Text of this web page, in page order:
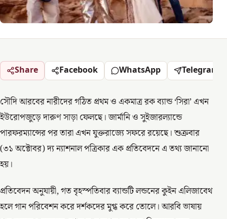
Share Facebook WhatsApp Telegram
সৌদি আরবের নারীদের গঠিত প্রথম ও একমাত্র রক ব্যান্ড ‘সিরা’ এখন
ইউরোপজুড়ে দারুণ সাড়া ফেলছে। জার্মানি ও সুইজারল্যান্ডে
পারফরম্যান্সের পর তারা এখন যুক্তরাজ্যে সফরে রয়েছে। শুক্রবার
(৩১ অক্টোবর) দ্য ন্যাশনাল পত্রিকার এক প্রতিবেদনে এ তথ্য জানানো
হয়।
প্রতিবেদন অনুযায়ী, গত বৃহস্পতিবার ব্যান্ডটি লন্ডনের কুইন এলিজাবেথ
হলে গান পরিবেশন করে দর্শকদের মুগ্ধ করে তোলে। আরবি ভাষায়